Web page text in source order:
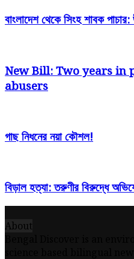
বাংলাদেশ থেকে সিংহ শাবক
New Bill: Two years in
abusers
গাছ নিধনের নয়া কৌশল!
বিড়াল হত্যা: তরুণীর বিরুদ্ধে
About